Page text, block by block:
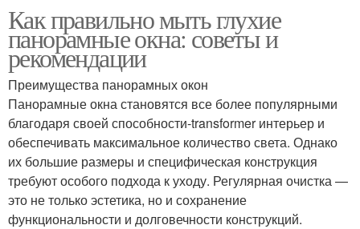
Как правильно мыть глухие
панорамные окна: советы и
рекомендации
Преимущества панорамных окон
Панорамные окна становятся все более популярными
благодаря своей способности-transformer интерьер и
обеспечивать максимальное количество света. Однако
их большие размеры и специфическая конструкция
требуют особого подхода к уходу. Регулярная очистка —
это не только эстетика, но и сохранение
функциональности и долговечности конструкций.